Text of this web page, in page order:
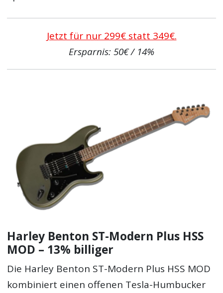
Jetzt für nur 299€ statt 349€.
Ersparnis: 50€ / 14%
Harley Benton ST-Modern Plus HSS
MOD – 13% billiger
Die Harley Benton ST-Modern Plus HSS MOD
kombiniert einen offenen Tesla-Humbucker